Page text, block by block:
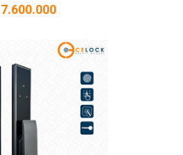
7.600.000